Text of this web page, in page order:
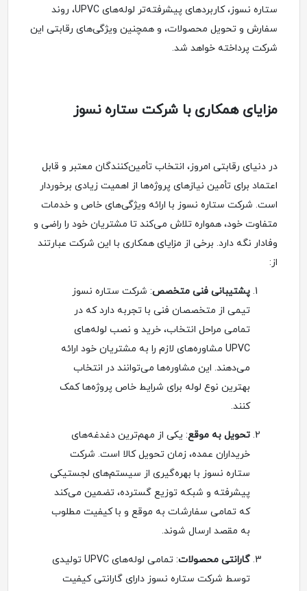
ستاره نسوز، کاربردهای پیشرفته‌تر لوله‌های UPVC، روند
سفارش و تحویل محصولات، و همچنین ویژگی‌های رقابتی این
شرکت پرداخته خواهد شد.
مزایای همکاری با شرکت ستاره نسوز
در دنیای رقابتی امروز، انتخاب تأمین‌کنندگان معتبر و قابل
اعتماد برای تأمین نیازهای پروژه‌ها از اهمیت زیادی برخوردار
است. شرکت ستاره نسوز با ارائه ویژگی‌های خاص و خدمات
متفاوت خود، همواره تلاش می‌کند تا مشتریان خود را راضی و
وفادار نگه دارد. برخی از مزایای همکاری با این شرکت عبارتند
از:
پشتیبانی فنی متخصص: شرکت ستاره نسوز
تیمی از متخصصان فنی با تجربه دارد که در
تمامی مراحل انتخاب، خرید و نصب لوله‌های
UPVC مشاوره‌های لازم را به مشتریان خود ارائه
می‌دهند. این مشاوره‌ها می‌توانند در انتخاب
بهترین نوع لوله برای شرایط خاص پروژه‌ها کمک
کنند.
تحویل به موقع: یکی از مهم‌ترین دغدغه‌های
خریداران عمده، زمان تحویل کالا است. شرکت
ستاره نسوز با بهره‌گیری از سیستم‌های لجستیکی
پیشرفته و شبکه توزیع گسترده، تضمین می‌کند
که تمامی سفارشات به موقع و با کیفیت مطلوب
به مقصد ارسال شوند.
گارانتی محصولات
: تمامی لوله‌های UPVC تولیدی
توسط شرکت ستاره نسوز دارای گارانتی کیفیت